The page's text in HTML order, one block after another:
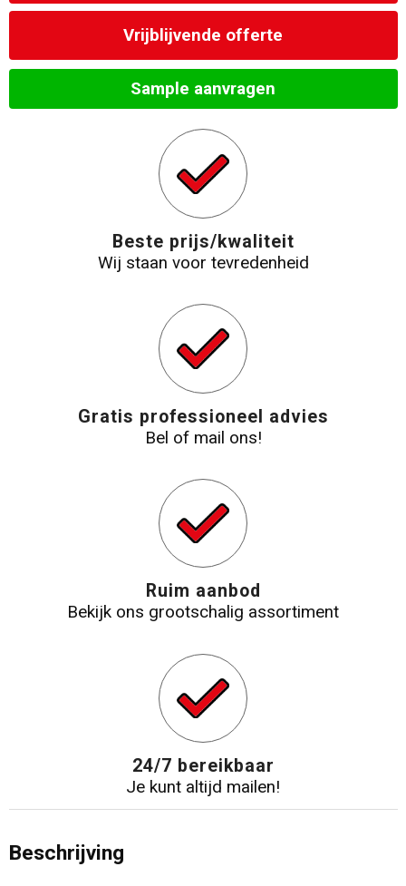
Vrijblijvende offerte
Sample aanvragen
Beste prijs/kwaliteit
Wij staan voor tevredenheid
Gratis professioneel advies
Bel of mail ons!
Ruim aanbod
Bekijk ons grootschalig assortiment
24/7 bereikbaar
Je kunt altijd mailen!
Beschrijving